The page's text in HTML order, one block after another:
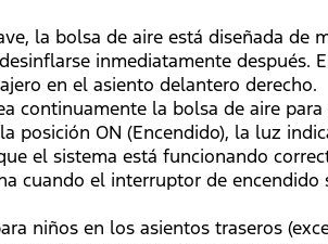
la bolsa de aire está diseñada
inmediatamente
en el asiento delantero derecho.
continuamente la bolsa de aire
posición ON (Encendido), la luz
el sistema está funcionando
cuando el interruptor de
niños en los asientos traseros